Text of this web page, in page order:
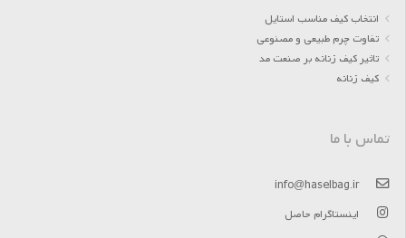
انتخاب کیف مناسب استایل
تفاوت چرم طبیعی و مصنوعی
تاثیر کیف زنانه بر صنعت مد
کیف زنانه
تماس با ما
info@haselbag.ir
اینستاگرام حاصل